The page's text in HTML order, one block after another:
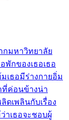
กมหาวิทยาลัย
พักของเธอเธอ
เธอมีร่างกายอิ่ม
ที่ค่อนข้างน่า
ดเพลินกับเรื่อง
าเธอจะชอบผู้